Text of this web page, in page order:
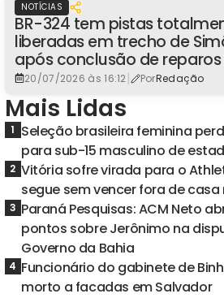
NOTÍCIAS
BR-324 tem pistas
liberadas em trecho de
após conclusão de reparos
20/07/2026 às 16:12| PorRedação
Mais Lidas
1 Seleção brasileira feminina
para sub-15 masculino de
2 Vitória sofre virada para o
segue sem vencer fora de casa
3 Paraná Pesquisas: ACM Neto
pontos sobre Jerônimo na
Governo da Bahia
4 Funcionário do gabinete de
morto a facadas em Salvador